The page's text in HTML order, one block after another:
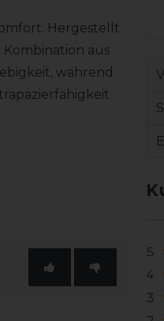
Hergestellt
aus
während
5
4
3